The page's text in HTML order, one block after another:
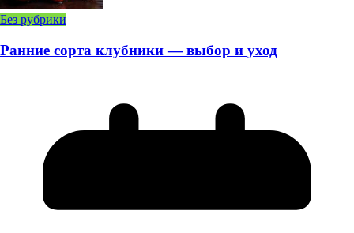
Без рубрики
Ранние сорта клубники — выбор и уход